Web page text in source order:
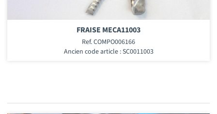
FRAISE MECA11003
Ref. COMPO006166
Ancien code article : SC0011003